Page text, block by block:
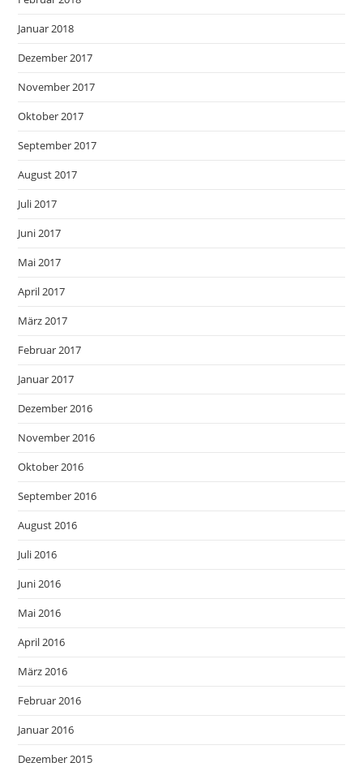
Januar 2018
Dezember 2017
November 2017
Oktober 2017
September 2017
August 2017
Juli 2017
Juni 2017
Mai 2017
April 2017
März 2017
Februar 2017
Januar 2017
Dezember 2016
November 2016
Oktober 2016
September 2016
August 2016
Juli 2016
Juni 2016
Mai 2016
April 2016
März 2016
Februar 2016
Januar 2016
Dezember 2015